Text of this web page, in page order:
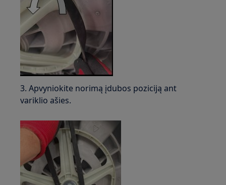
3. Apvyniokite norimą įdubos poziciją ant
variklio ašies.